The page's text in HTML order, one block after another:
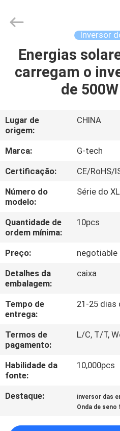
PARA
CASA
SOBRE
NÓS
VISITA
À
FÁBRICA
CONTROLE
DE
QUALIDADE
CONTACTE-
NOS
NOTÍCIAS
SOLICITE UM
ORÇAMENTO
POWER
GROUP.
Reserved.
Inversor
Energias
carregam o
de
Lugar de
origem:
CHINA
Marca:
G-tech
Certificação:
CE/RoHS/
Número do
modelo:
Série do XL
Quantidade de
ordem mínima:
10pcs
Preço:
negotiable
Detalhes da
embalagem:
caixa
Tempo de
entrega:
21-25 dias
Termos de
pagamento:
L/C, T/T,
Habilidade da
fonte:
10,000pcs
Destaque: inversor das
Onda de